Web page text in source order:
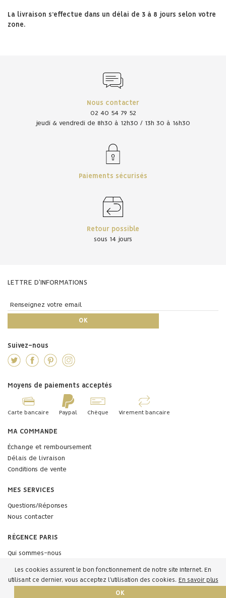
Les cookies assurent le bon fonctionnement de notre site Internet. En
utilisant ce dernier, vous acceptez l'utilisation des cookies.
En savoir plus
OK
La livraison s’effectue dans un délai de 3 à 8 jours selon votre
zone.
Nous contacter
02 40 54 79 52
jeudi & vendredi de 8h30 à 12h30 / 13h 30 à 16h30
Paiements sécurisés
Retour possible
sous 14 jours
LETTRE D'INFORMATIONS
Suivez-nous
Moyens de paiements acceptés
Carte bancaire Paypal Chèque Virement bancaire
MA COMMANDE
Échange et remboursement
Délais de livraison
Conditions de vente
MES SERVICES
Questions/Réponses
Nous contacter
RÉGENCE PARIS
Qui sommes-nous